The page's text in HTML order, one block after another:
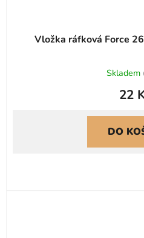
Vložka ráfková Force
Skladem
22
DO